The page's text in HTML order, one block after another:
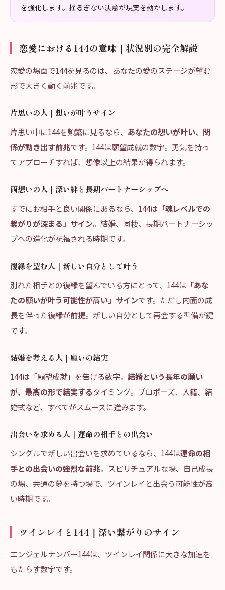
を強化します。揺るぎない決意が現実を動かします。
恋愛における144の意味｜状況別の完全解説
恋愛の場面で144を見るのは、あなたの愛のステージが望む
形で大きく動く前兆です。
片思いの人｜想いが叶うサイン
片思い中に144を頻繁に見るなら、 あなたの想いが叶い、関
係が動き出す前兆です。144は願望成就の数字。勇気を持っ
てアプローチすれば、想像以上の結果が得られます。
両想いの人｜深い絆と長期パートナーシップへ
すでにお相手と良い関係にあるなら、144は 「魂レベルでの
繋がりが深まる」サイン。結婚、同棲、長期パートナーシッ
プへの進化が祝福される時期です。
復縁を望む人｜新しい自分として叶う
別れた相手との復縁を望んでいる方にとって、144は 「あな
たの願いが叶う可能性が高い」サインです。ただし内面の成
長を伴った復縁が前提。新しい自分として再会する準備が鍵
です。
結婚を考える人｜願いの結実
144は「願望成就」を告げる数字。 結婚という長年の願い
が、最高の形で結実するタイミング。プロポーズ、入籍、結
婚式など、すべてがスムーズに進みます。
出会いを求める人｜運命の相手との出会い
シングルで新しい出会いを求めているなら、144は運命の相
手との出会いの強烈な前兆。スピリチュアルな場、自己成長
の場、共通の夢を持つ場で、ツインレイと出会う可能性が高
い時期です。
ツインレイと144｜深い繋がりのサイン
エンジェルナンバー144は、ツインレイ関係に大きな加速を
もたらす数字です。